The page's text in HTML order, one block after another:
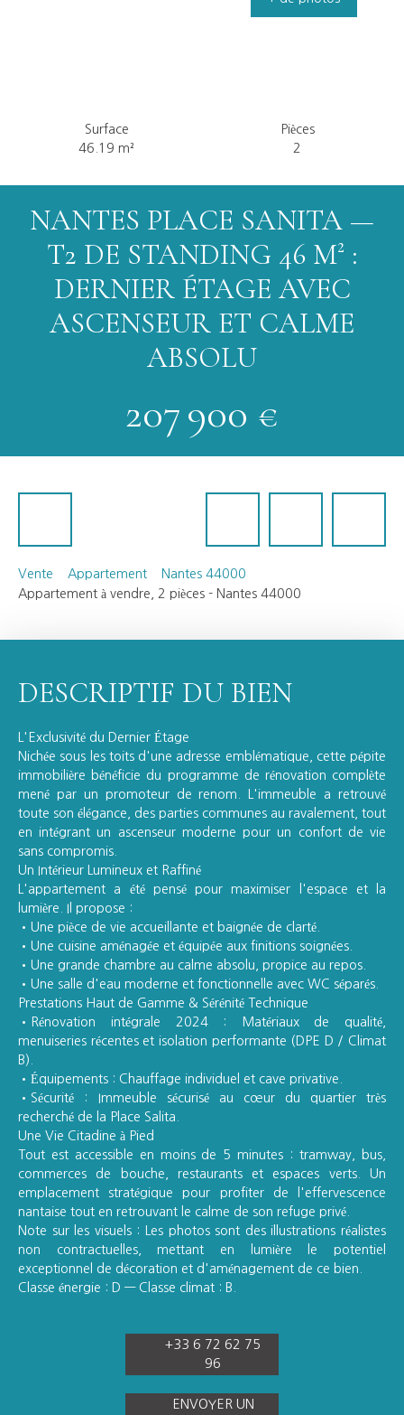
Surface
46.19 m²
Pièces
2
NANTES PLACE SANITA —
T2 DE STANDING 46 M² :
DERNIER ÉTAGE AVEC
ASCENSEUR ET CALME
ABSOLU
207 900 €
Vente Appartement
Nantes 44000
Appartement à vendre, 2 pièces - Nantes 44000
DESCRIPTIF DU BIEN
L'Exclusivité du Dernier Étage
Nichée sous les toits d'une adresse emblématique, cette pépite
immobilière bénéficie du programme de rénovation complète
mené par un promoteur de renom. L'immeuble a retrouvé
toute son élégance, des parties communes au ravalement, tout
en intégrant un ascenseur moderne pour un confort de vie
sans compromis.
Un Intérieur Lumineux et Raffiné
L'appartement a été pensé pour maximiser l'espace et la
lumière. Il propose :
Une pièce de vie accueillante et baignée de clarté.
Une cuisine aménagée et équipée aux finitions soignées.
Une grande chambre au calme absolu, propice au repos.
Une salle d'eau moderne et fonctionnelle avec WC séparés.
Prestations Haut de Gamme & Sérénité Technique
Rénovation intégrale 2024 : Matériaux de qualité,
menuiseries récentes et isolation performante (DPE D / Climat
B).
Équipements : Chauffage individuel et cave privative.
Sécurité : Immeuble sécurisé au cœur du quartier très
recherché de la Place Salita.
Une Vie Citadine à Pied
Tout est accessible en moins de 5 minutes : tramway, bus,
commerces de bouche, restaurants et espaces verts. Un
emplacement stratégique pour profiter de l'effervescence
nantaise tout en retrouvant le calme de son refuge privé.
Note sur les visuels : Les photos sont des illustrations réalistes
non contractuelles, mettant en lumière le potentiel
exceptionnel de décoration et d'aménagement de ce bien.
Classe énergie : D — Classe climat : B.
+33 6 72 62 75
96
ENVOYER UN